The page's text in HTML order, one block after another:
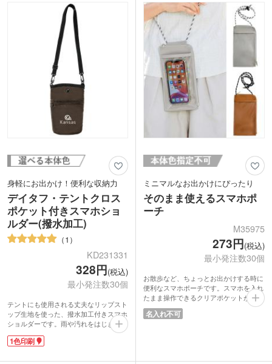
能。物販用などオリジナルポーチが作れ
ます。季節問わず使えるマストアイテ
ム。アウトドアショップの購入プレゼン
トやライブ・フェスのグッズにもオスス
など使い道がたくさん！
クリップ部分は1色またはフルカラー印
刷が可能。オリジナルのスマホ防水ケー
スが制作できます。
身軽にお出かけ！便利な収納力
デイタフ・テントクロス
ポケット付きスマホショ
ルダー(撥水加工)
1
KD231331
328円(税込)
最小発注数30個
テントにも使用される丈夫なリップスト
ップ生地を使った、撥水加工付きスマホ
ショルダーです。雨や汚れをはじき、内
側のメッシュ生地がスマホをしっかりガ
ードします。フロントにはファスナー付
1色印刷
ミニマルなお出かけにぴったり
そのまま使えるスマホポ
ーチ
M35975
273円(税込)
最小発注数30個
お散歩など、ちょっとお出かけする時に
便利なスマホポーチです。スマホを入れ
たまま操作できるクリアポケットが便
利！ポーチ部分は、出し入れしやすいL
時型のファスナー仕様です。ショルダー
名入れ不可